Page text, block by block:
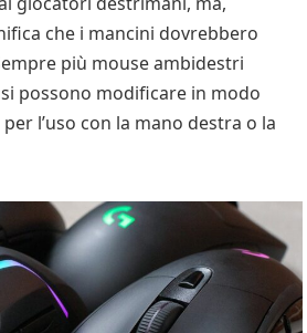
che i mancini dovrebbero
più mouse ambidestri
possono modificare in modo
l’uso con la mano destra o la